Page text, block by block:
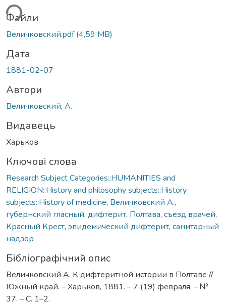
Файли
Величковский.pdf(4,59 MB)
Дата
1881-02-07
Автори
Величковский, А.
Видавець
Харьков
Ключові слова
Research Subject Categories::HUMANITIES and
RELIGION::History and philosophy subjects::History
subjects::History of medicine, Величковский А.,
губернский гласный, дифтерит, Полтава, съезд врачей,
Красный Крест, эпидемический дифтерит, санитарный
надзор
Бібліографічний опис
Величковский А. К дифтеритной истории в Полтаве //
Южный край. – Харьков, 1881. – 7 (19) февраля. – №
37. – С. 1–2.